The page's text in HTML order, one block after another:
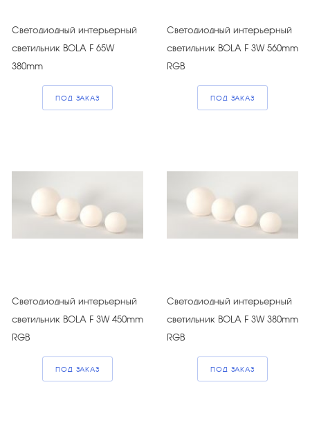
Светодиодный интерьерный
светильник BOLA F 65W
380mm
ПОД ЗАКАЗ
Светодиодный интерьерный
светильник BOLA F 3W 560mm
RGB
ПОД ЗАКАЗ
Светодиодный интерьерный
светильник BOLA F 3W 450mm
RGB
ПОД ЗАКАЗ
Светодиодный интерьерный
светильник BOLA F 3W 380mm
RGB
ПОД ЗАКАЗ